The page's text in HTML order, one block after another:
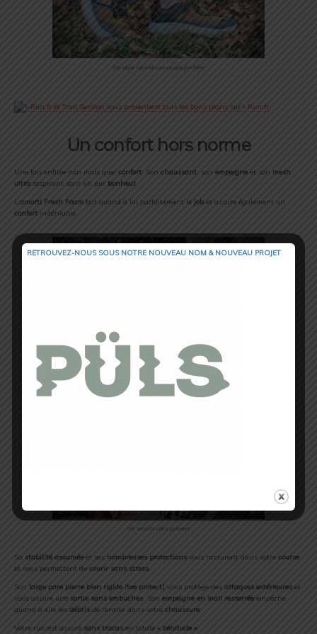
Un style racé et une coupe profilée
Un confort hors norme
Une fois enfilée non mais quel confort. Son chaussant, son empeigne et son mesh
ultra respirant sont un pur bonheur.
L’amorti Fresh Foam fait quand à lui parfaitement le job et assure également un
confort indéniable.
Amorti Fresh Foam
Un amorti ultra présent
Sa stabilité assumée et ses nombreuses protections vous rassurent dans votre course
et vous permettent de courir sans stress.
Son large pare pierre bien rigide (toe protect) vous protège des attaques extérieures et
vous assure une sortie sans embuches. Son empeigne en mail resserrée empêche
quand à elle les débris de rentrer dans votre chaussure.
Votre run est assuré sans tracas en totale « zénitude ».
RETROUVEZ-NOUS SOUS NOTRE NOUVEAU NOM & NOUVEAU PROJET